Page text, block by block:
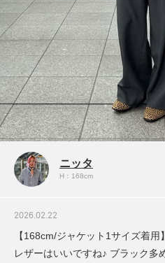
ニッタ
H：168cm
2026.02.22
【168cm/ジャケット1サイズ着
レザーはいいですね♪ ブラック多